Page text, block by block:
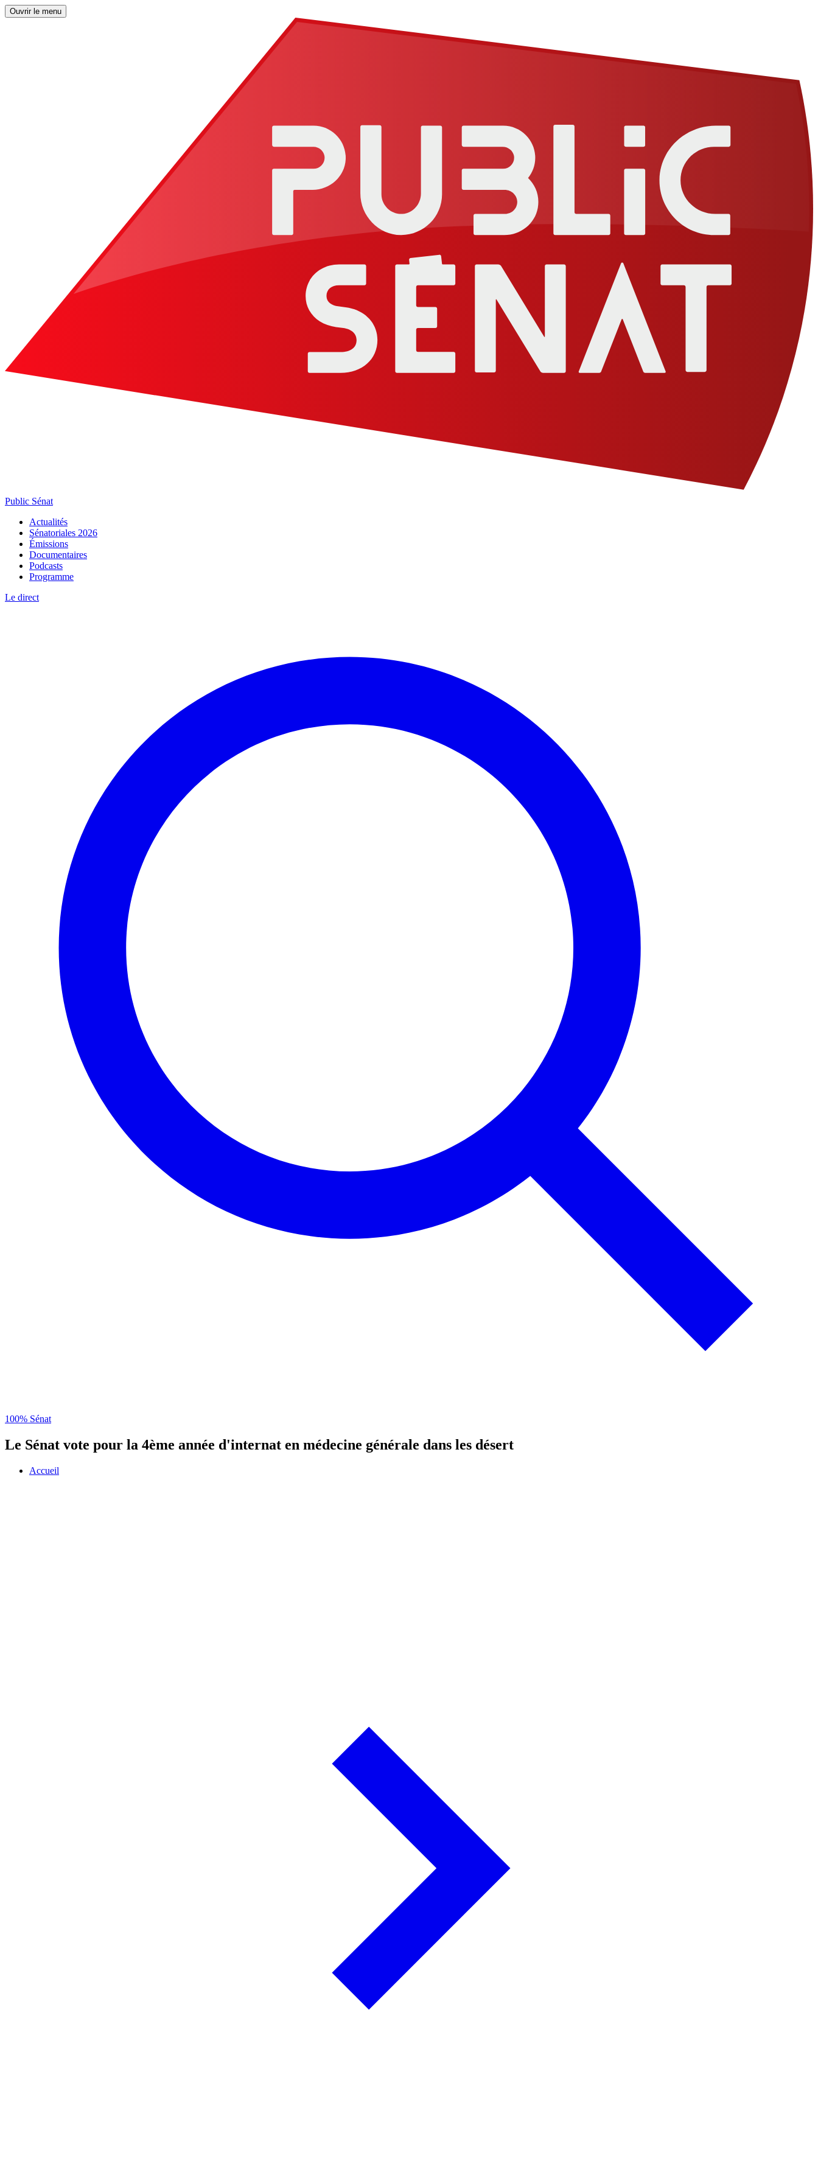
Ouvrir le menu
Public Sénat
Actualités
Sénatoriales 2026
Émissions
Documentaires
Podcasts
Programme
Le direct
100% Sénat
Le Sénat vote pour la 4ème année d'internat en médecine générale dans les désert
Accueil